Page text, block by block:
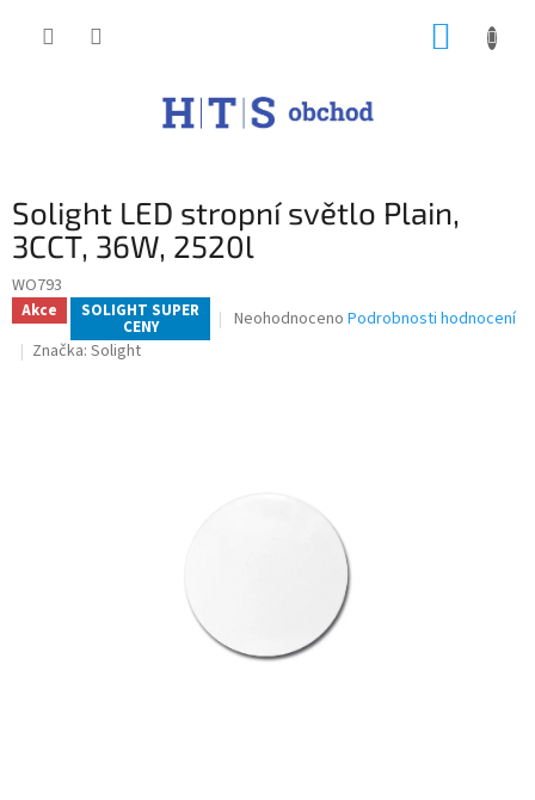
Solight LED stropní světlo Plain,
3CCT, 36W, 2520l
WO793
Akce SOLIGHT SUPER
CENY
Průměrné
Neohodnoceno Podrobnosti hodnocení
Značka: Solight